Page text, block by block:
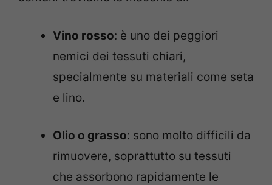
Vino rosso: è uno dei peggiori
nemici dei tessuti chiari,
specialmente su materiali come seta
e lino.
Olio o grasso: sono molto difficili da
rimuovere, soprattutto su tessuti
che assorbono rapidamente le